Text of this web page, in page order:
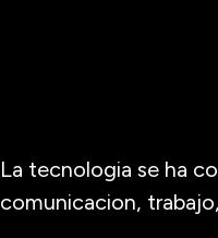
La tecnologia se ha
comunicacion,